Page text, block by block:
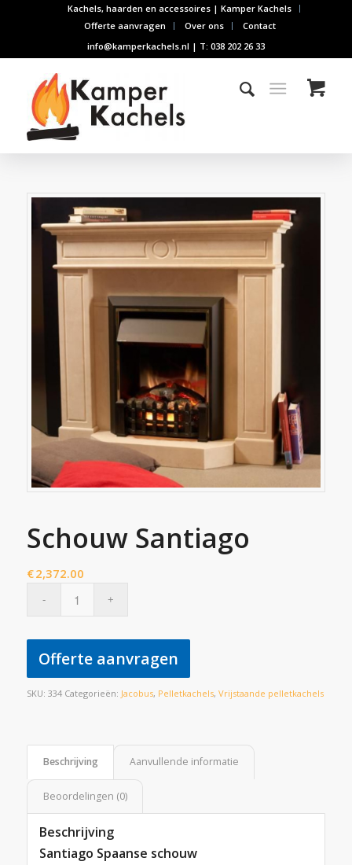
Kachels, haarden en accessoires | Kamper Kachels
Offerte aanvragen
Over ons
Contact
info@kamperkachels.nl | T: 038 202 26 33
Schouw Santiago
€2,372.00
Offerte aanvragen
SKU: 334 Categorieën: Jacobus, Pelletkachels, Vrijstaande pelletkachels
Beschrijving Aanvullende informatie
Beoordelingen (0)
Beschrijving
Santiago Spaanse schouw